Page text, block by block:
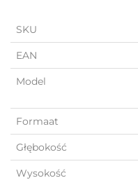
SKU
EAN
Model
Formaat
Głębokość
Wysokość